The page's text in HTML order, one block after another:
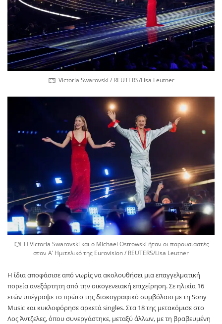
Victoria Swarovski / REUTERS/Lisa Leutner
Η Victoria Swarovski και ο Michael Ostrowski ήταν οι παρουσιαστές
στον Α’ Ημιτελικό της Eurovision / REUTERS/Lisa Leutner
Η ίδια αποφάσισε από νωρίς να ακολουθήσει μια επαγγελματική
πορεία ανεξάρτητη από την οικογενειακή επιχείρηση. Σε ηλικία 16
ετών υπέγραψε το πρώτο της δισκογραφικό συμβόλαιο με τη Sony
Music και κυκλοφόρησε αρκετά singles. Στα 18 της μετακόμισε στο
Λος Άντζελες, όπου συνεργάστηκε, μεταξύ άλλων, με τη βραβευμένη